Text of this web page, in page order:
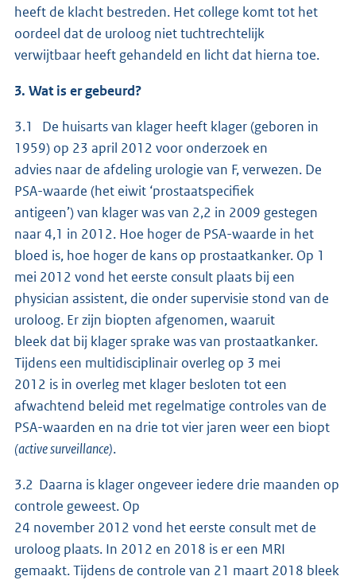
heeft de klacht bestreden. Het college komt tot het
oordeel dat de uroloog niet tuchtrechtelijk
verwijtbaar heeft gehandeld en licht dat hierna toe.
3. Wat is er gebeurd?
3.1 De huisarts van klager heeft klager (geboren in
1959) op 23 april 2012 voor onderzoek en
advies naar de afdeling urologie van F, verwezen. De
PSA-waarde (het eiwit ‘prostaatspecifiek
antigeen’) van klager was van 2,2 in 2009 gestegen
naar 4,1 in 2012. Hoe hoger de PSA-waarde in het
bloed is, hoe hoger de kans op prostaatkanker. Op 1
mei 2012 vond het eerste consult plaats bij een
physician assistent, die onder supervisie stond van de
uroloog. Er zijn biopten afgenomen, waaruit
bleek dat bij klager sprake was van prostaatkanker.
Tijdens een multidisciplinair overleg op 3 mei
2012 is in overleg met klager besloten tot een
afwachtend beleid met regelmatige controles van de
PSA-waarden en na drie tot vier jaren weer een biopt
(active surveillance).
3.2 Daarna is klager ongeveer iedere drie maanden op
controle geweest. Op
24 november 2012 vond het eerste consult met de
uroloog plaats. In 2012 en 2018 is er een MRI
gemaakt. Tijdens de controle van 21 maart 2018 bleek